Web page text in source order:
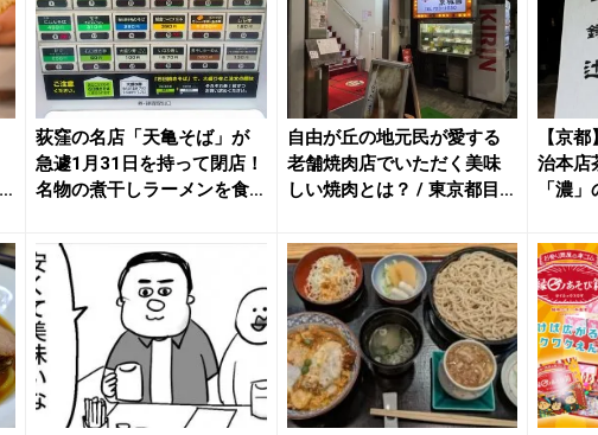
荻窪の名店「天亀そば」が
急遽1月31日を持って閉店！
名物の煮干しラーメンを食
自由が丘の地元民が愛する
老舗焼肉店でいただく美味
しい焼肉とは？ / 東京都目黒
【京
治本店
「濃